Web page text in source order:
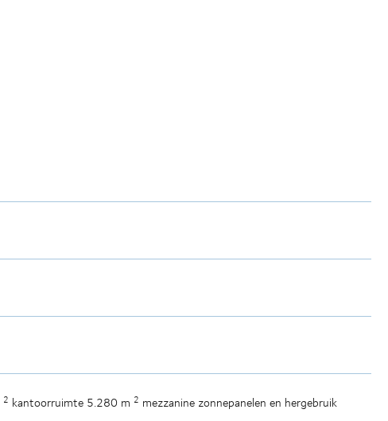
2 kantoorruimte 5.280 m 2 mezzanine zonnepanelen en hergebruik